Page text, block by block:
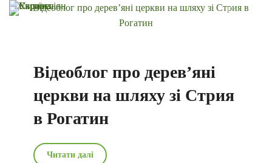
Відеоблог про дерев’яні
церкви на шляху зі Стрия
в Рогатин
Читати далі